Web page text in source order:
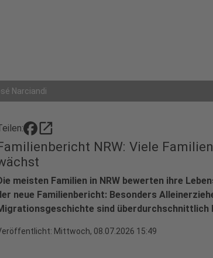
Narciandi
open_in_new
NRW: Viele
meisten Familien in NRW bewerten ihre
neue Familienbericht: Besonders
sind überdurchschnittlich
Mittwoch, 08.07.2026 15:49